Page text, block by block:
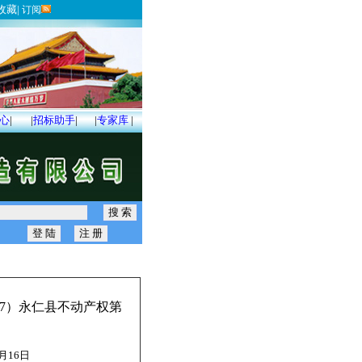
藏| 订阅
| |招标助手| |专家库|
）永仁县不动产权第
16日